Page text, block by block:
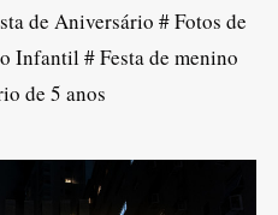
de Aniversário # Fotos de
Infantil # Festa de menino
de 5 anos